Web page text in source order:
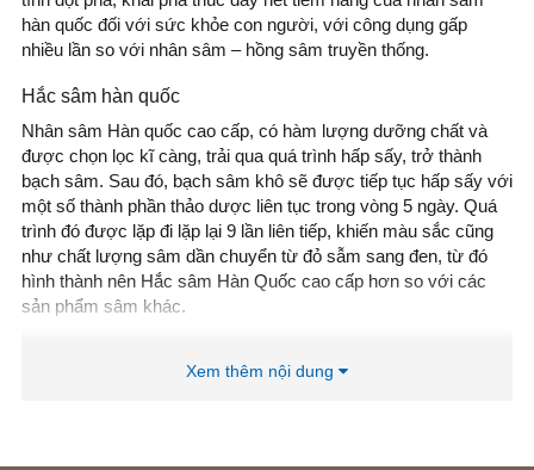
hàn quốc đối với sức khỏe con người, với công dụng gấp
nhiều lần so với nhân sâm – hồng sâm truyền thống.
Hắc sâm hàn quốc
Nhân sâm Hàn quốc cao cấp, có hàm lượng dưỡng chất và
được chọn lọc kĩ càng, trải qua quá trình hấp sấy, trở thành
bạch sâm. Sau đó, bạch sâm khô sẽ được tiếp tục hấp sấy với
một số thành phần thảo dược liên tục trong vòng 5 ngày. Quá
trình đó được lặp đi lặp lại 9 lần liên tiếp, khiến màu sắc cũng
như chất lượng sâm dần chuyển từ đỏ sẫm sang đen, từ đó
hình thành nên Hắc sâm Hàn Quốc cao cấp hơn so với các
sản phẩm sâm khác.
phẩm cao cấp được ưa chuộng nhất hiện nay tại Hàn. Sử dụng
Xem thêm nội dung